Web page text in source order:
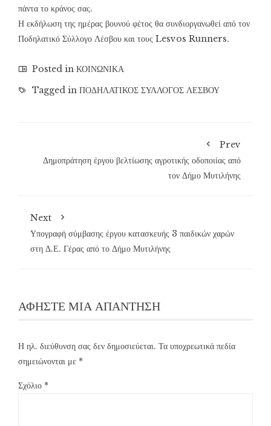
πάντα το κράνος σας.
Η εκδήλωση της ημέρας βουνού φέτος θα συνδιοργανωθεί από τον
Ποδηλατικό Σύλλογο Λέσβου και τους Lesvos Runners.
Posted in ΚΟΙΝΩΝΙΚΑ
Tagged in ΠΟΔΗΛΑΤΙΚΟΣ ΣΥΛΛΟΓΟΣ ΛΕΣΒΟΥ
Prev
Δημοπράτηση έργου βελτίωσης αγροτικής οδοποιίας από
τον Δήμο Μυτιλήνης
Next
Υπογραφή σύμβασης έργου κατασκευής 3 παιδικών χαρών
στη Δ.Ε. Γέρας από το Δήμο Μυτιλήνης
ΑΦΉΣΤΕ ΜΙΑ ΑΠΆΝΤΗΣΗ
Η ηλ. διεύθυνση σας δεν δημοσιεύεται. Τα υποχρεωτικά πεδία
σημειώνονται με *
Σχόλιο *